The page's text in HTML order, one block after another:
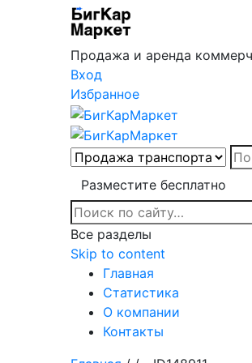
Продажа и аренда
Вход
Избранное
Разместите бесплатно
Все разделы
Skip to content
Главная
Статистика
О компании
Контакты